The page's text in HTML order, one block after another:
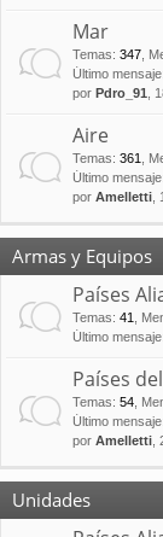
Mar
Temas: 347
Último mensaje:
por Pdro_91 ,
Aire
Temas: 361
Último mensaje:
por Amelletti
Armas y Equipos
Países
Temas: 41
Último mensaje:
Países
Temas: 54
Último mensaje:
por Amelletti
Unidades